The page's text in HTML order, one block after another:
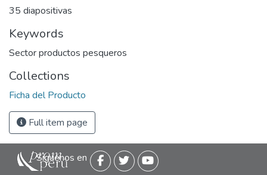
35 diapositivas
Keywords
Sector productos pesqueros
Collections
Ficha del Producto
Full item page
Siguenos en